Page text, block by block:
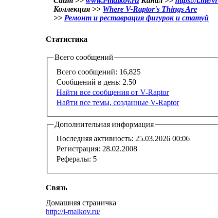
Коллекция >> Where V-Raptor's Things Are
>> Ремонт и реставрация фигурок и статуй
Статистика
Всего сообщений
Всего сообщений: 16,825
Сообщений в день: 2.50
Найти все сообщения от V-Raptor
Найти все темы, созданные V-Raptor
Дополнительная информация
Последняя активность: 25.03.2026 00:06
Регистрация: 28.02.2008
Рефералы: 5
Связь
Домашняя страничка
http://i-malkov.ru/